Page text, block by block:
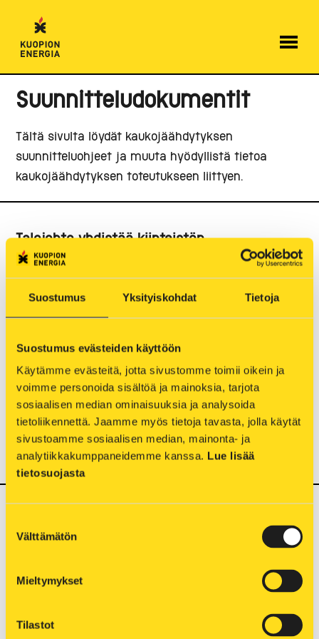
Suostumus Yksityiskohdat Tietoja
Suostumus evästeiden käyttöön
Käytämme evästeitä, jotta sivustomme toimii oikein ja
voimme personoida sisältöä ja mainoksia, tarjota
sosiaalisen median ominaisuuksia ja analysoida
tietoliikennettä. Jaamme myös tietoja tavasta, jolla käytät
sivustoamme sosiaalisen median, mainonta- ja
analytiikkakumppaneidemme kanssa. Lue lisää
tietosuojasta
valinta
Välttämätön
Mieltymykset
Tilastot
sisältöön
Suunnitteludokumentit
Tältä sivulta löydät kaukojäähdytyksen
suunnitteluohjeet ja muuta hyödyllistä tietoa
kaukojäähdytyksen toteutukseen liittyen.
Talojohto yhdistää kiinteistön
kaukojäähdytysverkkoon
talojohdon rakentamisen kaivuu- ja peittotöineen.
Talojohtoreitin maatäyttöjen on oltava valmiit ja
Johto rakennetaan yleensä, kun jäähdytyksen
toimitus on ajankohtainen. Samaan kaivantoon
voidaan asentaa ennakkosopimuksesta myös
muita johtoja tai kaapeleita maksamalla osuuden
maanrakennustöistä. Kaivannon syvyys on n. 85
cm ja leveys n. 100 cm.
reittiavainjärjestelmää. Järjestelmän ansiosta
mittareiden huolto ja luenta tapahtuvat sujuvasti
esim. kaukojäähdytyksen käyttöönotto-